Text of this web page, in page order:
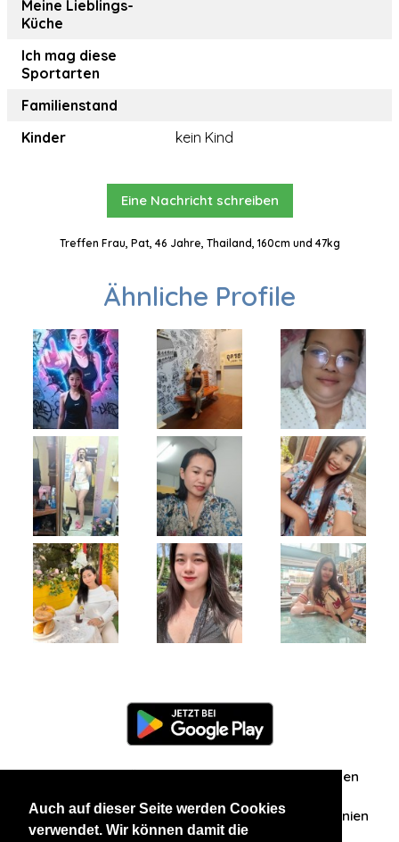
Auch auf dieser Seite werden Cookies
verwendet. Wir können damit die
Meine Lieblings-
Küche
Ich mag diese
Sportarten
Familienstand
Kinder
kein Kind
Eine Nachricht schreiben
Treffen Frau, Pat, 46 Jahre, Thailand, 160cm und 47kg
Ähnliche Profile
Zuschriften/Erfahrungen
Datenschutzerklärung AGB Datenschutzrichtlinien